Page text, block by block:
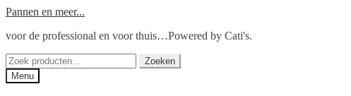
Ga
naar
Ga
de
Pannen en meer...
voor de professional en voor thuis…Powered by Cati's.
Zoeken
naar:
Zoeken
Menu